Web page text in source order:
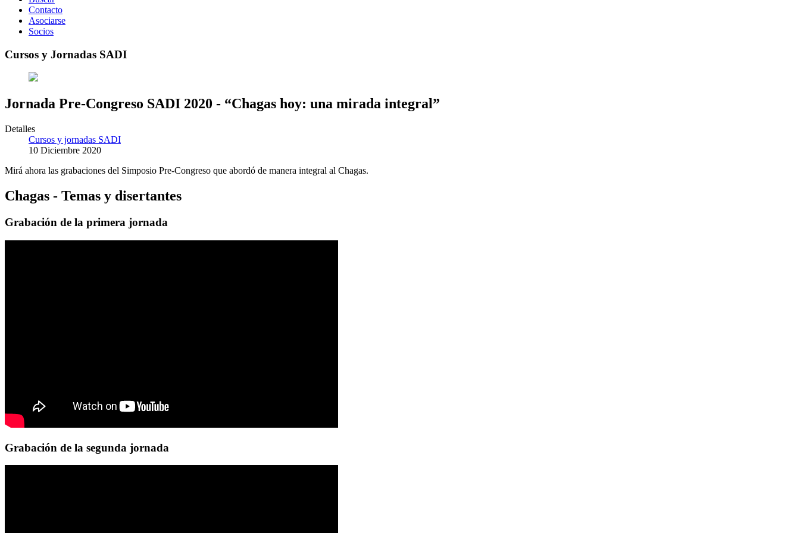
Contacto
Asociarse
Socios
Cursos y Jornadas SADI
Jornada Pre-Congreso SADI 2020 - “Chagas hoy: una mirada integral”
Detalles
Cursos y jornadas SADI
10 Diciembre 2020
Mirá ahora las grabaciones del Simposio Pre-Congreso que abordó de manera integral al Chagas.
Chagas - Temas y disertantes
Grabación de la primera jornada
Grabación de la segunda jornada